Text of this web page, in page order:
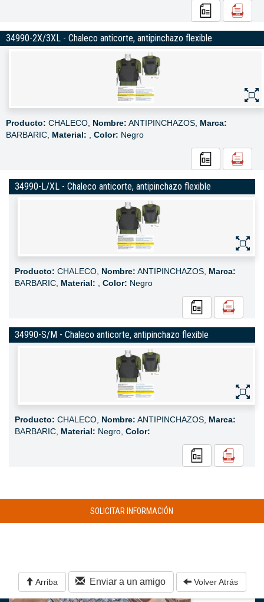
34990-2X/3XL - Chaleco anticorte, antipinchazo flexible
Producto: CHALECO, Nombre: ANTIPINCHAZOS, Marca:
BARBARIC, Material: Color: Negro
34990-L/XL - Chaleco anticorte, antipinchazo flexible
Producto: CHALECO, Nombre: ANTIPINCHAZOS, Marca:
BARBARIC, Material: Color: Negro
34990-S/M - Chaleco anticorte, antipinchazo flexible
Producto: CHALECO, Nombre: ANTIPINCHAZOS, Marca:
BARBARIC, Material: Negro, Color:
SOLICITAR INFORMACIÓN
Arriba Enviar a un amigo Volver Atrás